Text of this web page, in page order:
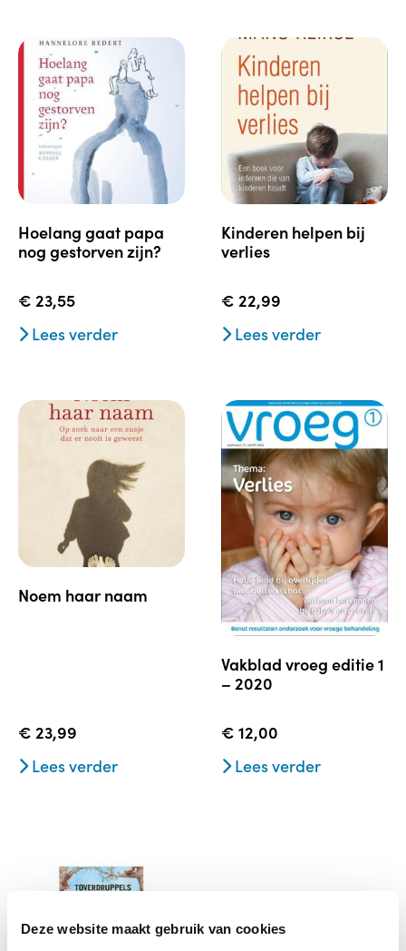
Deze website maakt gebruik van cookies
hoelang gaat papa
nog gestorven zijn?
€ 23,55
Lees verder
kinderen helpen bij
verlies
€ 22,99
Lees verder
noem haar naam
€ 23,99
Lees verder
vakblad vroeg editie 1
– 2020
€ 12,00
Lees verder